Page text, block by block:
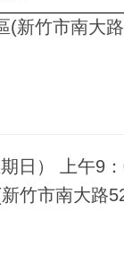
新竹市南大路
日） 上午9
竹市南大路